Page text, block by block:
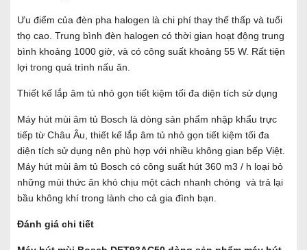
Ưu điểm của đèn pha halogen là chi phí thay thế thấp và tuổi
thọ cao. Trung bình đèn halogen có thời gian hoạt động trung
bình khoảng 1000 giờ, và có công suất khoảng 55 W. Rất tiện
lợi trong quá trình nấu ăn.
Thiết kế lắp âm tủ nhỏ gọn tiết kiệm tối đa diện tích sử dụng
Máy hút mùi âm tủ Bosch là dòng sản phẩm nhập khẩu trực
tiếp từ Châu Âu, thiết kế lắp âm tủ nhỏ gọn tiết kiệm tối đa
diện tích sử dụng nên phù hợp với nhiều không gian bếp Việt.
Máy hút mùi âm tủ Bosch có công suất hút 360 m3 / h loại bỏ
những mùi thức ăn khó chịu một cách nhanh chóng và trả lại
bầu không khí trong lành cho cả gia đình bạn.
Đánh giá chi tiết